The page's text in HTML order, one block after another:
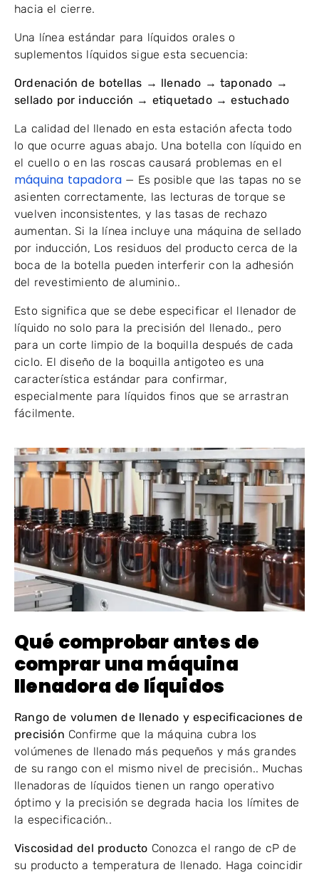
hacia el cierre.
Una línea estándar para líquidos orales o
suplementos líquidos sigue esta secuencia:
Ordenación de botellas → llenado → taponado →
sellado por inducción → etiquetado → estuchado
La calidad del llenado en esta estación afecta todo
lo que ocurre aguas abajo. Una botella con líquido en
el cuello o en las roscas causará problemas en el
máquina tapadora — Es posible que las tapas no se
asienten correctamente, las lecturas de torque se
vuelven inconsistentes, y las tasas de rechazo
aumentan. Si la línea incluye una máquina de sellado
por inducción, Los residuos del producto cerca de la
boca de la botella pueden interferir con la adhesión
del revestimiento de aluminio..
Esto significa que se debe especificar el llenador de
líquido no solo para la precisión del llenado., pero
para un corte limpio de la boquilla después de cada
ciclo. El diseño de la boquilla antigoteo es una
característica estándar para confirmar,
especialmente para líquidos finos que se arrastran
fácilmente.
Qué comprobar antes de
comprar una máquina
llenadora de líquidos
Rango de volumen de llenado y especificaciones de
precisión Confirme que la máquina cubra los
volúmenes de llenado más pequeños y más grandes
de su rango con el mismo nivel de precisión.. Muchas
llenadoras de líquidos tienen un rango operativo
óptimo y la precisión se degrada hacia los límites de
la especificación..
Viscosidad del producto Conozca el rango de cP de
su producto a temperatura de llenado. Haga coincidir